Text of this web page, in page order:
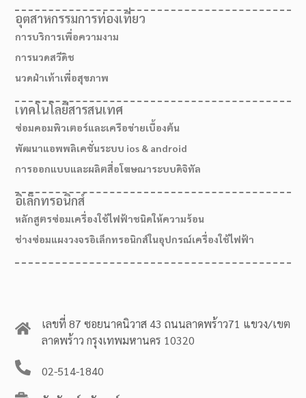
เลขที่ 87 ซอยนาคนิวาส 43 ถนนลาดพร้าว71 แขวง/เขต
ลาดพร้าว กรุงเทพมหานคร 10320
02-514-1840
อุตสาหกรรมการท่องเที่ยว
การบริการเพื่อความงาม
การนวดสวีดิช
นวดฝ่าเท้าเพื่อสุขภาพ
เทคโนโลยีสารสนเทศ
ซ่อมคอมพิวเตอร์และเครือข่ายเบื้องต้น
พัฒนาแอพพลิเคชั่นระบบ ios & android
การออกแบบและผลิตสื่อโฆษณาระบบดิจิทัล
อิเล็กทรอนิกส์
หลักสูตรซ่อมเครื่องใช้ไฟฟ้าชนิดให้ความร้อน
ช่างซ่อมแผงวงจรอิเล็กทรอนิกส์ในอุปกรณ์เครื่องใช้ไฟฟ้า